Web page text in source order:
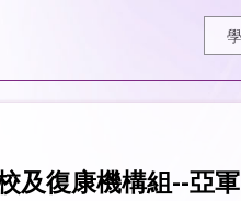
及復康機構組--亞軍